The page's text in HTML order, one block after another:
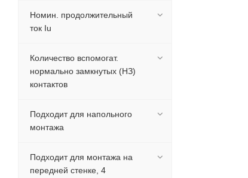
Номин. продолжительный
ток Iu
Количество вспомогат.
нормально замкнутых (НЗ)
контактов
Подходит для напольного
монтажа
Подходит для монтажа на
передней стенке, 4